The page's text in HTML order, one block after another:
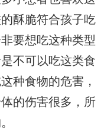
酥脆符合孩子吃
要想吃这种类型
不可以吃这类食
种食物的危害，
的伤害很多，所